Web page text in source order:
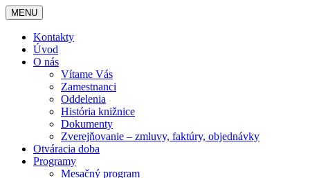
MENU
Kontakty
Úvod
O nás
Vítame Vás
Zamestnanci
Oddelenia
História knižnice
Dokumenty
Zverejňovanie – zmluvy, faktúry, objednávky
Otváracia doba
Programy
Mesačný program